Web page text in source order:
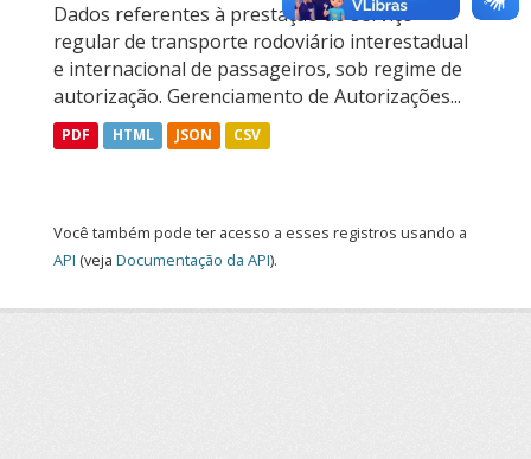
Dados referentes à prestação do serviço
regular de transporte rodoviário interestadual
e internacional de passageiros, sob regime de
autorização. Gerenciamento de Autorizações...
PDF HTML JSON CSV
Você também pode ter acesso a esses registros usando a
API (veja Documentação da API).